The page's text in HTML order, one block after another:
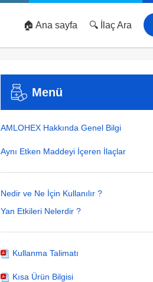
🔍 İlaç Ara
🏠 Ana sayfa
Menü
AMLOHEX Hakkında Genel Bilgi
Aynı Etken Maddeyi İçeren İlaçlar
Nedir ve Ne İçin Kullanılır ?
Yan Etkileri Nelerdir ?
Kullanma Talimatı
Kısa Ürün Bilgisi